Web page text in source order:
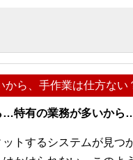
から、手作業は仕方ない
…特有の業務が多いか
ットするシステムが見